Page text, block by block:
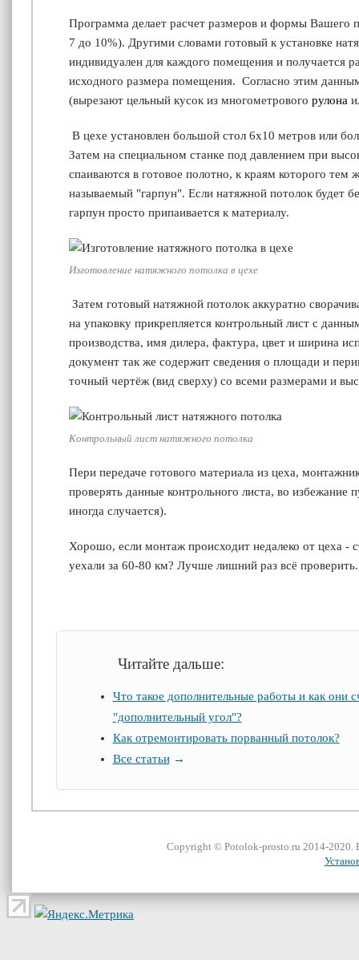
Программа делает расчет размеров и формы Вашего
7 до 10%). Другими словами готовый к установке
индивидуален для каждого помещения и получается
исходного размера помещения. Согласно этим
(вырезают цельный кусок из многометрового рулона
В цехе установлен большой стол 6х10 метров или
Затем на специальном станке под давлением при
спаиваются в готовое полотно, к краям которого тем
называемый "гарпун". Если натяжной потолок будет
гарпун просто припаивается к материалу.
Изготовление натяжного потолка в цехе
Затем готовый натяжной потолок аккуратно
на упаковку прикрепляется контрольный лист с
производства, имя дилера, фактура, цвет и ширина
документ так же содержит сведения о площади и
точный чертёж (вид сверху) со всеми размерами и
Контрольный лист натяжного потолка
Пери передаче готового материала из цеха,
проверять данные контрольного листа, во избежание
иногда случается).
Хорошо, если монтаж происходит недалеко от цеха -
уехали за 60-80 км? Лучше лишний раз всё проверить.
Читайте дальше:
Что такое дополнительные работы и как они
"дополнительный угол"?
Как отремонтировать порванный потолок?
Все статьи →
Сopyright © Potolok-prosto.ru 2014-2020.